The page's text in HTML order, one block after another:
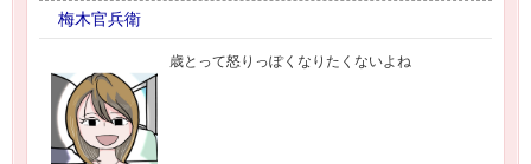
梅木官兵衛
歳とって怒りっぽくなりたくないよね